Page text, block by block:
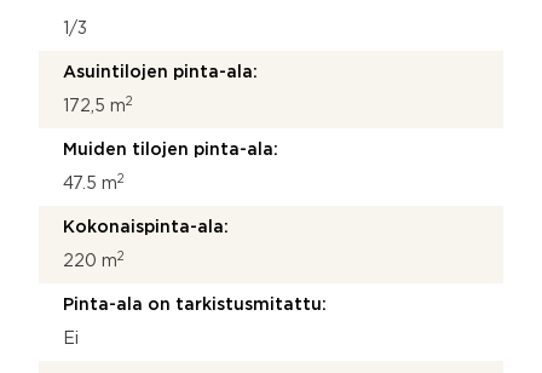
1/3
Asuintilojen pinta-ala:
172,5 m2
Muiden tilojen pinta-ala:
47.5 m2
Kokonaispinta-ala:
220 m2
Pinta-ala on tarkistusmitattu:
Ei